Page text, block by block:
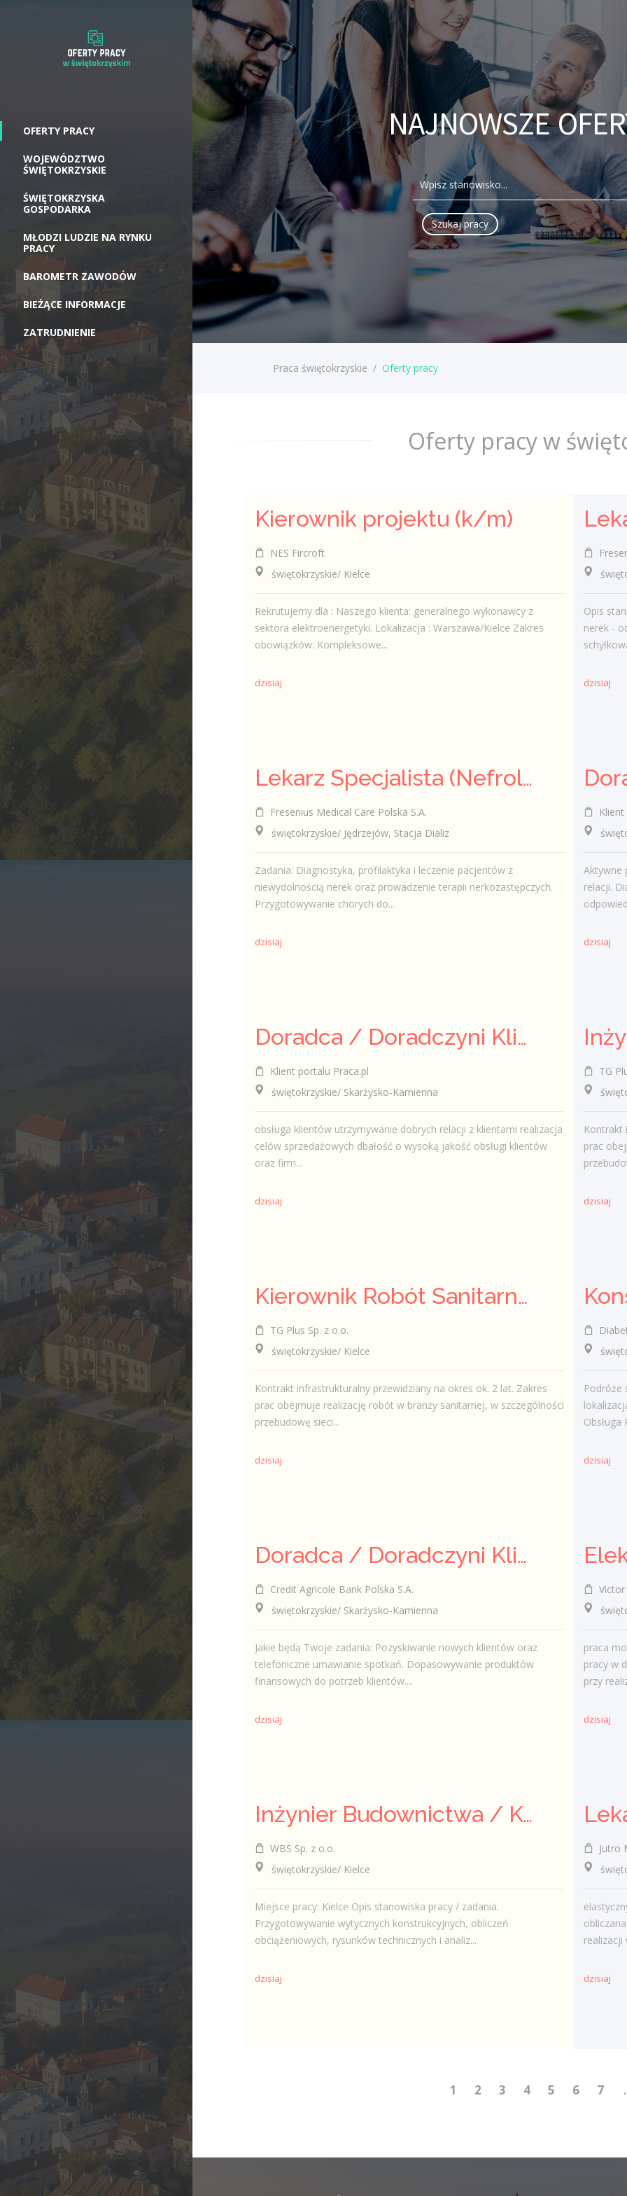
OFERTY PRACY
WOJEWÓDZTWO
ŚWIĘTOKRZYSKIE
ŚWIĘTOKRZYSKA
GOSPODARKA
MŁODZI LUDZIE NA RYNKU
PRACY
BAROMETR ZAWODÓW
BIEŻĄCE INFORMACJE
ZATRUDNIENIE
NAJNOWSZE
Praca świętokrzyskie / Oferty pracy
Oferty pracy w
Kierownik projektu (k/m)
NES Fircroft
świętokrzyskie/ Kielce
Rekrutujemy dla : Naszego klienta: generalnego wykonawcy z
sektora elektroenergetyki. Lokalizacja : Warszawa/Kielce Zakres
obowiązków: Kompleksowe...
dzisiaj
Opis
nerek -
dzisiaj
Lekarz Specjalista (Nefrolog / Internista) (K/M/N)
Fresenius Medical Care Polska S.A.
świętokrzyskie/ Jędrzejów, Stacja Dializ
Zadania: Diagnostyka, profilaktyka i leczenie pacjentów z
niewydolnością nerek oraz prowadzenie terapii nerkozastępczych.
Przygotowywanie chorych do...
dzisiaj
Aktywne
relacji.
dzisiaj
Doradca / Doradczyni Klienta (bankowość)
Klient portalu Praca.pl
świętokrzyskie/ Skarżysko-Kamienna
obsługa klientów utrzymywanie dobrych relacji z klientami realizacja
celów sprzedażowych dbałość o wysoką jakość obsługi klientów
oraz firm...
dzisiaj
TG
Kontrakt
prac
dzisiaj
Kierownik Robót Sanitarnych
TG Plus Sp. z o.o.
świętokrzyskie/ Kielce
Kontrakt infrastrukturalny przewidziany na okres ok. 2 lat. Zakres
prac obejmuje realizację robót w branży sanitarnej, w szczególności
przebudowę sieci...
dzisiaj
Podróże
Obsługa
dzisiaj
Doradca / Doradczyni Klienta
Credit Agricole Bank Polska S.A.
świętokrzyskie/ Skarżysko-Kamienna
Jakie będą Twoje zadania: Pozyskiwanie nowych klientów oraz
telefoniczne umawianie spotkań. Dopasowywanie produktów
finansowych do potrzeb klientów....
dzisiaj
Victor
praca
pracy w
przy
dzisiaj
Inżynier Budownictwa / Konstruktor (k/m/n)
WBS Sp. z o.o.
świętokrzyskie/ Kielce
Miejsce pracy: Kielce Opis stanowiska pracy / zadania:
Przygotowywanie wytycznych konstrukcyjnych, obliczeń
obciążeniowych, rysunków technicznych i analiz...
dzisiaj
Jutro
realizacji
dzisiaj
1 2 3 4 5 6 7